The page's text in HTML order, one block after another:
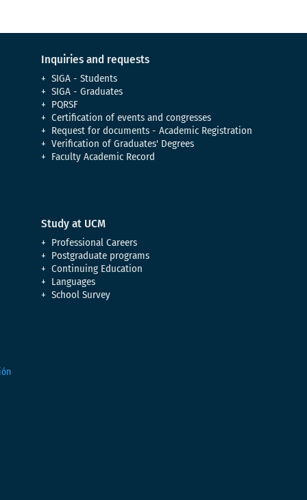
Inquiries and requests
SIGA - Students
SIGA - Graduates
PQRSF
Certification of events and congresses
Request for documents - Academic Registration
Verification of Graduates' Degrees
Faculty Academic Record
Study at UCM
Professional Careers
Postgraduate programs
Continuing Education
Languages
School Survey